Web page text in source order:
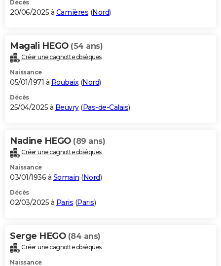
Décès
20/06/2025 à Carnières (Nord)
Magali HEGO (54 ans)
Créer une cagnotte obsèques
Naissance
05/01/1971 à Roubaix(Nord)
Décès
25/04/2025 à Beuvry(Pas-de-Calais)
Nadine HEGO (89 ans)
Créer une cagnotte obsèques
Naissance
03/01/1936 à Somain (Nord)
Décès
02/03/2025 à Paris (Paris)
Serge HEGO (84 ans)
Créer une cagnotte obsèques
Naissance